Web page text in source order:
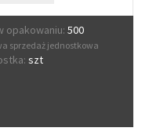
opakowaniu: 500
sprzedaż jednostkowa
szt